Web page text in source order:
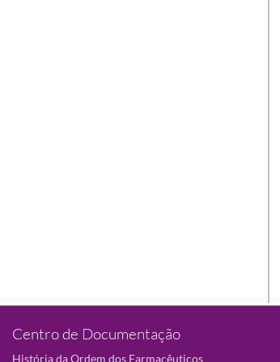
Centro de Documentação
História da Ordem dos Farmacêuticos